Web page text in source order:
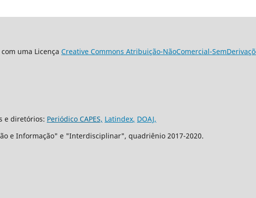
uma Licença Creative Commons Atribuição-NãoComercial-
e diretórios: Periódico CAPES, Latindex, DOAJ,
e Informação" e "Interdisciplinar", quadriênio 2017-2020.